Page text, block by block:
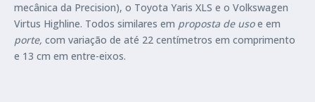
mecânica da Precision), o Toyota Yaris XLS e o Volkswagen
Virtus Highline. Todos similares em proposta de usoe em
porte, com variação de até 22 centímetros em comprimento
e 13 cm em entre-eixos.